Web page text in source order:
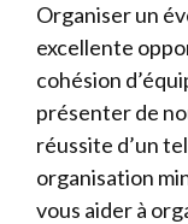
Organiser un
excellente
cohésion
présenter de
réussite d’un
organisation
vous aider à